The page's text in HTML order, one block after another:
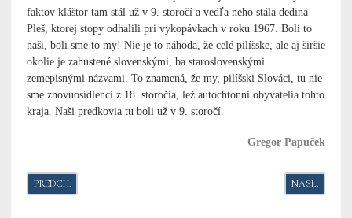
faktov kláštor tam stál už v 9. storočí a vedľa neho stála dedina
Pleš, ktorej stopy odhalili pri vykopávkach v roku 1967. Boli to
naši, boli sme to my! Nie je to náhoda, že celé pilíšske, ale aj širšie
okolie je zahustené slovenskými, ba staroslovenskými
zemepisnými názvami. To znamená, že my, pilíšski Slováci, tu nie
sme znovuosídlenci z 18. storočia, lež autochtónni obyvatelia tohto
kraja. Naši predkovia tu boli už v 9. storočí.
Gregor Papuček
PREDCHÁDZAJÚCI ČLÁNOK: MEDZI OCHOTNÝMI SLOVÁKMI VO VEĽKEJ
PREDCH. NASL.